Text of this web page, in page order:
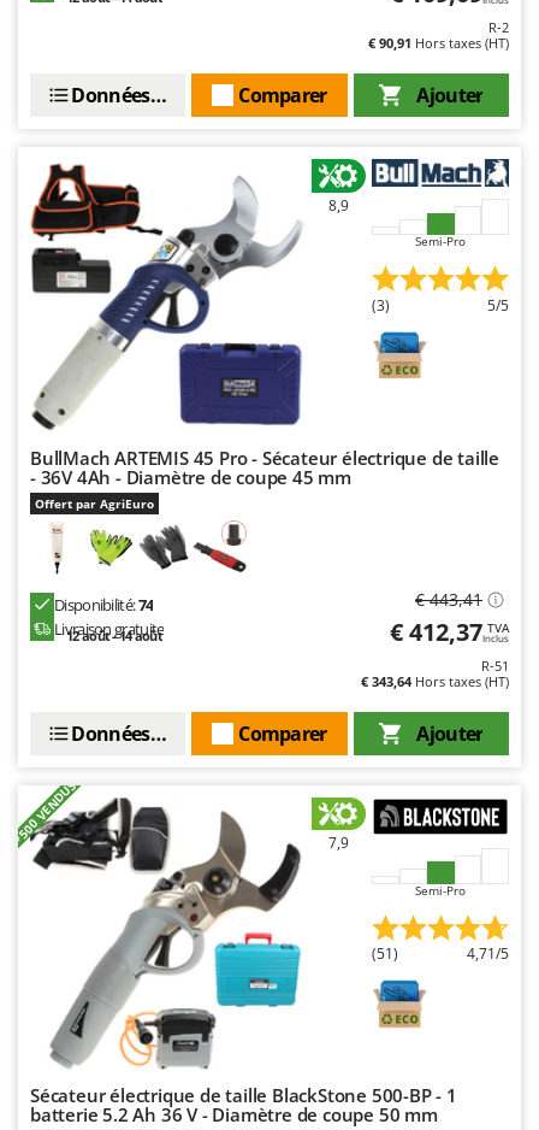
Outdoorchef
Palazzetti
Palumbo Pavi
Partisani
Paterlini
Philips
Pramac
Prismafood
R
R.G.V.
Rato
Reber
Redback
Resto Italia
Ribimex
River Systems
Robomow
Rossofuoco
Rover Pompe
Royal Food
S.T.P.
Santos
Sbaraglia
Schnitzer
R-2
€ 90,91 Hors taxes (HT)
Ajouter
Comparer
Données techniques
8,9
Semi-Pro
(3) 5/5
BullMach ARTEMIS 45 Pro - Sécateur électrique de taille
- 36V 4Ah - Diamètre de coupe 45 mm
Offert par AgriEuro
Disponibilité:74
Livraison gratuite
12 août - 14 août
€ 443,41
€ 412,37 TVA
Inclus
R-51
€ 343,64Hors taxes (HT)
Ajouter
Comparer
Données techniques
+500 VENDUS 7,9
Semi-Pro
(51) 4,71/5
Sécateur électrique de taille BlackStone 500-BP - 1
batterie 5.2 Ah 36 V - Diamètre de coupe 50 mm